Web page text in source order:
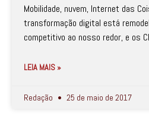
Mobilidade, nuvem, Internet das
transformação digital está
competitivo ao nosso redor, e os
LEIA MAIS »
Redação 25 de maio de 2017